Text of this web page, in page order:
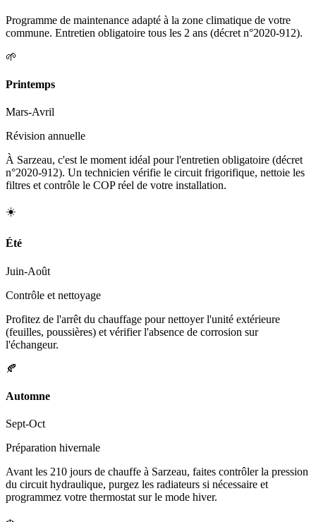
Programme de maintenance adapté à la zone climatique de votre
commune. Entretien obligatoire tous les 2 ans (décret n°2020-912).
🌱
Printemps
Mars-Avril
Révision annuelle
À Sarzeau, c'est le moment idéal pour l'entretien obligatoire (décret
n°2020-912). Un technicien vérifie le circuit frigorifique, nettoie les
filtres et contrôle le COP réel de votre installation.
☀️
Été
Juin-Août
Contrôle et nettoyage
Profitez de l'arrêt du chauffage pour nettoyer l'unité extérieure
(feuilles, poussières) et vérifier l'absence de corrosion sur
l'échangeur.
🍂
Automne
Sept-Oct
Préparation hivernale
Avant les 210 jours de chauffe à Sarzeau, faites contrôler la pression
du circuit hydraulique, purgez les radiateurs si nécessaire et
programmez votre thermostat sur le mode hiver.